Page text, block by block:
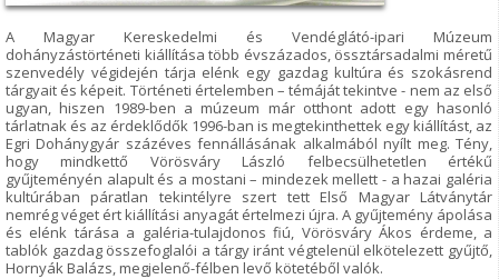
A Magyar Kereskedelmi és Vendéglátó-ipari Múzeum
dohányzástörténeti kiállítása több évszázados, össztársadalmi méretű
szenvedély végidején tárja elénk egy gazdag kultúra és szokásrend
tárgyait és képeit. Történeti értelemben – témáját tekintve - nem az első
ugyan, hiszen 1989-ben a múzeum már otthont adott egy hasonló
tárlatnak és az érdeklődők 1996-ban is megtekinthettek egy kiállítást, az
Egri Dohánygyár százéves fennállásának alkalmából nyílt meg. Tény,
hogy mindkettő Vörösváry László felbecsülhetetlen értékű
gyűjteményén alapult és a mostani – mindezek mellett - a hazai galéria
kultúrában páratlan tekintélyre szert tett Első Magyar Látványtár
nemrég véget ért kiállítási anyagát értelmezi újra. A gyűjtemény ápolása
és elénk tárása a galéria-tulajdonos fiú, Vörösváry Ákos érdeme, a
tablók gazdag összefoglalói a tárgy iránt végtelenül elkötelezett gyűjtő,
Hornyák Balázs, megjelenő-félben levő kötetéből valók.